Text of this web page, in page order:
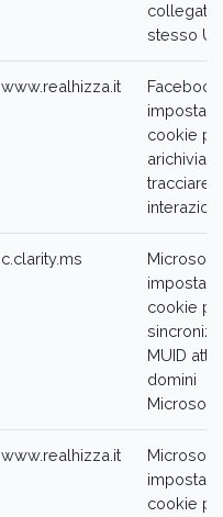
collegate
stesso
www.realhizza.it
Facebook
imposta
cookie
tracciare
c.clarity.ms
Microsoft
imposta
cookie
MUID
domini
Microsoft
www.realhizza.it
Microsoft
imposta
cookie